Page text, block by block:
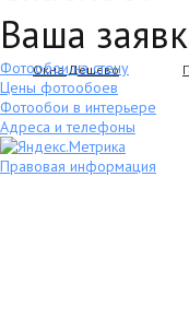
Ваша
Окна Дёшево
Фотообои на стену
Цены фотообоев
Фотообои в интерьере
Адреса и телефоны
Правовая информация